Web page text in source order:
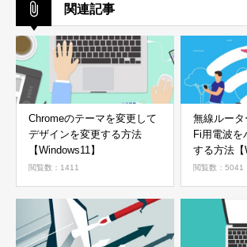
関連記事
Chromeのテーマを変更して
デザインを変更する方法
【Windows11】
閲覧数：1411
無線ルー
Fi用電波を
する方法【
閲覧数：5041